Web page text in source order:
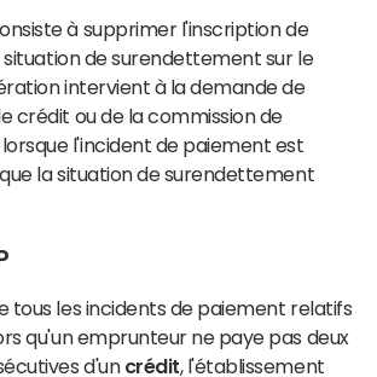
à supprimer l'inscription de
situation de surendettement sur le
intervient à la demande de
crédit ou de la commission de
l'incident de paiement est
la situation de surendettement
tous les incidents de paiement relatifs
qu'un emprunteur ne paye pas deux
d'un crédit, l'établissement